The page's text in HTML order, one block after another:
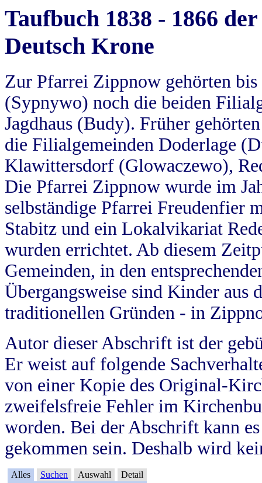
Taufbuch 1838 - 1866
Deutsch Krone
Zur Pfarrei Zippnow gehörten
(Sypnywo) noch die beiden
Jagdhaus (Budy). Früher
die Filialgemeinden Doderlage
Klawittersdorf (Glowaczewo),
Die Pfarrei Zippnow wurde im
selbständige Pfarrei Freudenfier
Stabitz und ein Lokalvikariat
wurden errichtet. Ab diesem
Gemeinden, in den
Übergangsweise sind Kinder aus
traditionellen Gründen - in
Autor dieser Abschrift ist der
Er weist auf folgende
von einer Kopie des Original-
zweifelsfreie Fehler im
worden. Bei der Abschrift kann
gekommen sein. Deshalb wird
Alles Suchen Auswahl Detail